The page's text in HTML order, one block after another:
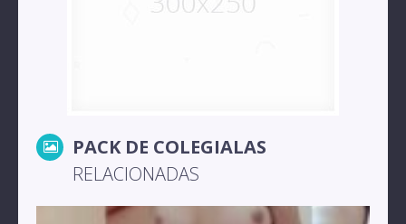
PACK DE COLEGIALAS
RELACIONADAS